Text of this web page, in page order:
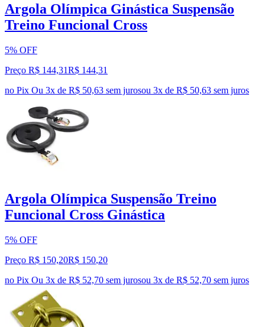
Argola Olímpica Ginástica Suspensão
Treino Funcional Cross
5% OFF
Preço R$ 144,31R$ 144,31
no Pix Ou 3x de R$ 50,63 sem jurosou 3x de R$ 50,63 sem juros
Argola Olímpica Suspensão Treino
Funcional Cross Ginástica
5% OFF
Preço R$ 150,20R$ 150,20
no Pix Ou 3x de R$ 52,70 sem jurosou 3x de R$ 52,70 sem juros